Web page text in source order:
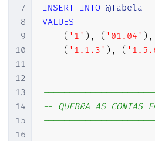
7
8
9
10
11
12
13
14
15
16
INSERT INTO @Tabela
VALUES
( '1' ) , ( '01.04' ) ,
( '1.1.3' ) , (
-- QUEBRA AS CONTAS